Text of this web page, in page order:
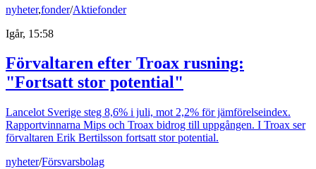
nyheter,fonder/Aktiefonder
Igår, 15:58
Förvaltaren efter Troax rusning:
"Fortsatt stor potential"
Lancelot Sverige steg 8,6% i juli, mot 2,2% för jämförelseindex.
Rapportvinnarna Mips och Troax bidrog till uppgången. I Troax ser
förvaltaren Erik Bertilsson fortsatt stor potential.
nyheter/Försvarsbolag